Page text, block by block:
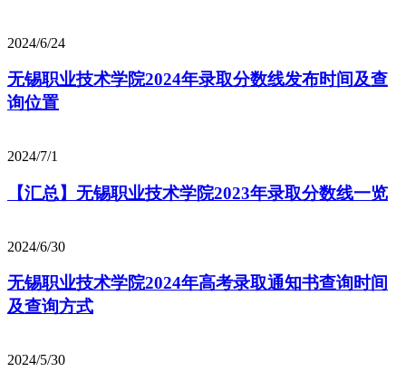
2024/6/24
无锡职业技术学院2024年录取分数线发布时间及查
询位置
2024/7/1
【汇总】无锡职业技术学院2023年录取分数线一览
2024/6/30
无锡职业技术学院2024年高考录取通知书查询时间
及查询方式
2024/5/30